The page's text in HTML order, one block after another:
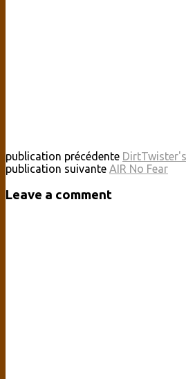
publication précédente
publication suivante AIR No Fear
Leave a comment